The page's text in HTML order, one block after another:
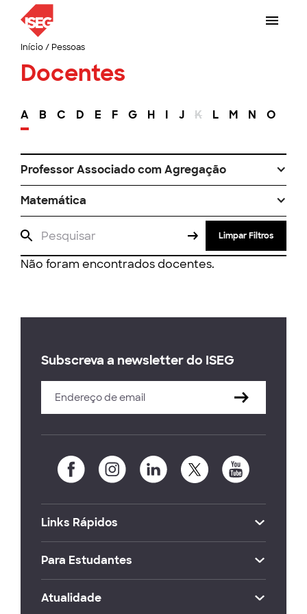
Início/ Pessoas
Docentes
A B C D E F G H I J K L M N O
Professor Associado com Agregação
Matemática
Limpar Filtros
Não foram encontrados docentes.
Subscreva a newsletter do ISEG
Links Rápidos
Para Estudantes
Atualidade